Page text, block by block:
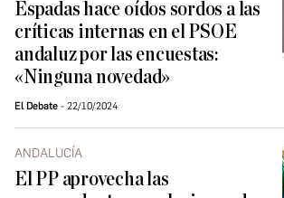
Espadas hace oídos sordos a las
críticas internas en el PSOE
andaluz por las encuestas:
«Ninguna novedad»
El Debate 22/10/2024
ANDALUCÍA
El PP aprovecha las